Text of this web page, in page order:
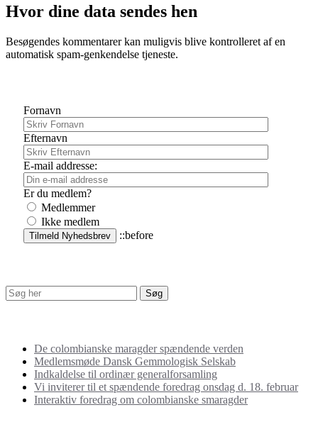
Hvor dine data sendes hen
Besøgendes kommentarer kan muligvis blive kontrolleret af en
automatisk spam-genkendelse tjeneste.
Fornavn
Efternavn
E-mail addresse:
Er du medlem?
Medlemmer
Ikke medlem
::before
De colombianske maragder spændende verden
Medlemsmøde Dansk Gemmologisk Selskab
Indkaldelse til ordinær generalforsamling
Vi inviterer til et spændende foredrag onsdag d. 18. februar
Interaktiv foredrag om colombianske smaragder